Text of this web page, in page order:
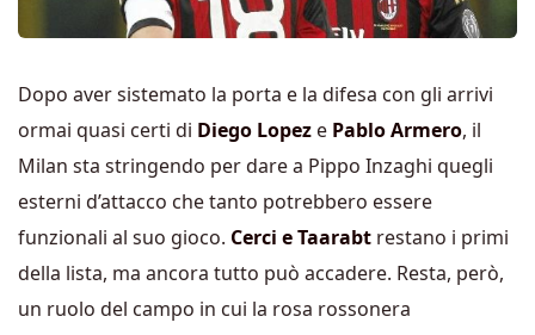
Dopo aver sistemato la porta e la difesa con gli arrivi
ormai quasi certi di Diego Lopez e Pablo Armero, il
Milan sta stringendo per dare a Pippo Inzaghi quegli
esterni d’attacco che tanto potrebbero essere
funzionali al suo gioco. Cerci e Taarabt restano i primi
della lista, ma ancora tutto può accadere. Resta, però,
un ruolo del campo in cui la rosa rossonera